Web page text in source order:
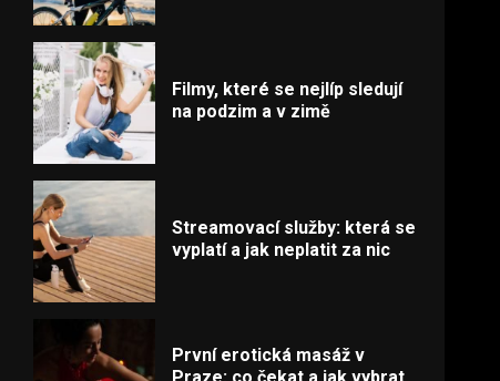
Filmy, které se nejlíp sledují
na podzim a v zimě
Streamovací služby: která se
vyplatí a jak neplatit za nic
První erotická masáž v
Praze: co čekat a jak vybrat